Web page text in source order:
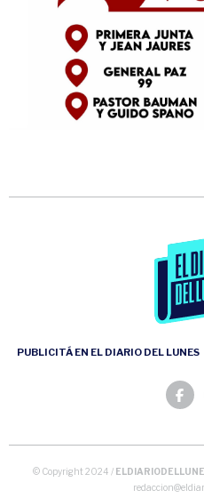
PUBLICITÁ EN EL DIARIO DEL LUNES
© Copyright 2024 /